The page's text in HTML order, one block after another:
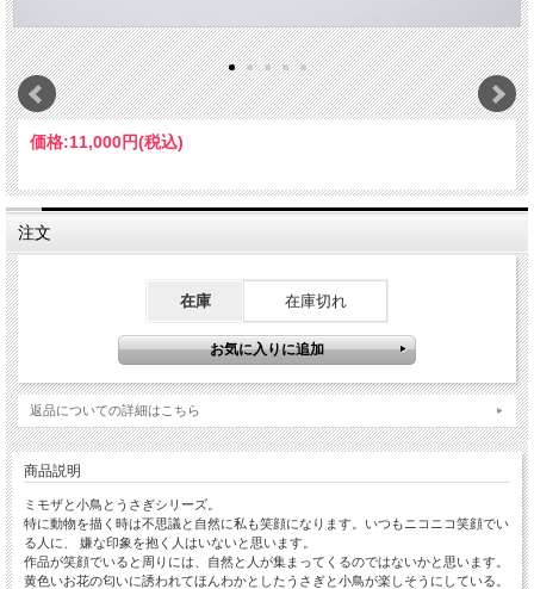
価格:11,000円(税込)
注文
在庫 在庫切れ
返品についての詳細はこちら
商品説明
ミモザと小鳥とうさぎシリーズ。
特に動物を描く時は不思議と自然に私も笑顔になります。いつもニコニコ笑顔でい
る人に、 嫌な印象を抱く人はいないと思います。
作品が笑顔でいると周りには、自然と人が集まってくるのではないかと思います。
黄色いお花の匂いに誘われてほんわかとしたうさぎと小鳥が楽しそうにしている。